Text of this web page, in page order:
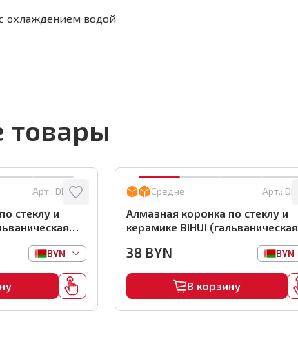
охлаждением водой
товары
Арт.: DBW35
стеклу и
BYN
Средне Арт.:
Алмазная коронка по стеклу и
керамике BIHUI (гальваническая
арт.DBW55
38 BYN BYN
В корзину